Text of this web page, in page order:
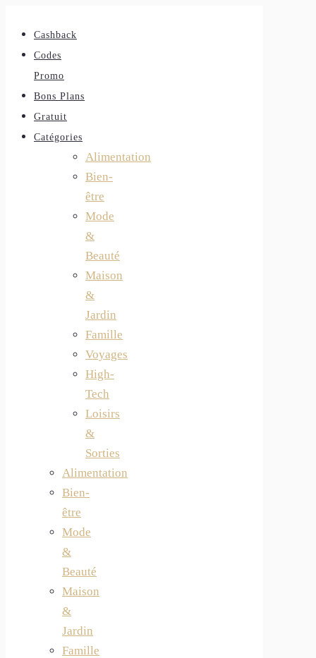
Cashback
Codes
Promo
Bons Plans
Gratuit
Catégories
Alimentation
Bien-
être
Mode
&
Beauté
Maison
&
Jardin
Famille
Voyages
High-
Tech
Loisirs
&
Sorties
Alimentation
Bien-
être
Mode
&
Beauté
Maison
&
Jardin
Famille